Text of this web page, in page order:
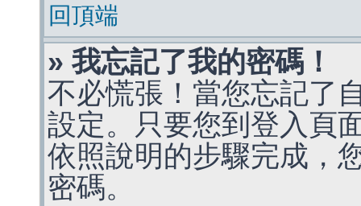
回頂端
» 我忘記了我的密碼！
不必慌張！當您忘記了
設定。只要您到登入頁
依照說明的步驟完成，
密碼。